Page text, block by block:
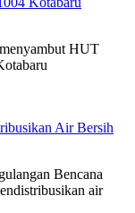
HUT
Air Bersih
Bencana
air